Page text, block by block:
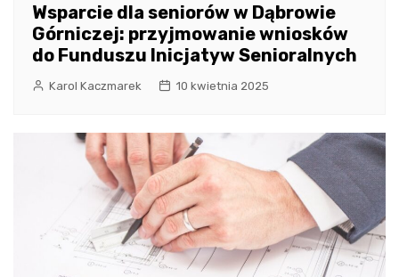
Wsparcie dla seniorów w Dąbrowie
Górniczej: przyjmowanie wniosków
do Funduszu Inicjatyw Senioralnych
Karol Kaczmarek 10 kwietnia 2025